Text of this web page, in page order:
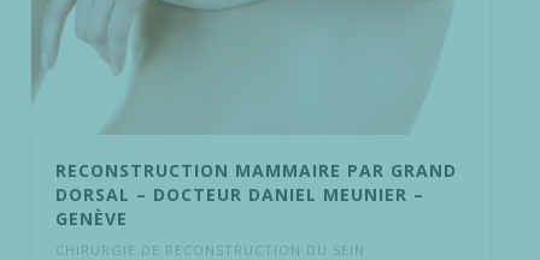
RECONSTRUCTION MAMMAIRE PAR GRAND
DORSAL – DOCTEUR DANIEL MEUNIER –
GENÈVE
CHIRURGIE DE RECONSTRUCTION DU SEIN